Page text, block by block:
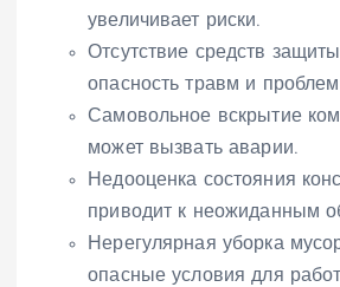
увеличивает риски.
Отсутствие средств
опасность травм и
Самовольное вскрытие
может вызвать аварии.
Недооценка состояния
приводит к неожиданным
Нерегулярная уборка
опасные условия для